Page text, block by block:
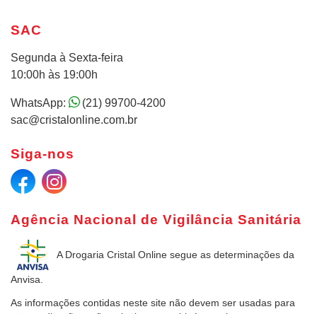
Agência Nacional de Vigilância Sanitária
A Drogaria Cristal Online segue as determinações da
Anvisa.
As informações contidas neste site não devem ser usadas para
SAC
Segunda à Sexta-feira
10:00h às 19:00h
WhatsApp:
(21) 99700-4200
sac@cristalonline.com.br
Siga-nos